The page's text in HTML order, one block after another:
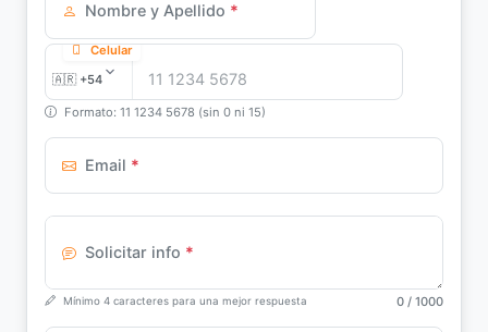
Nombre y Apellido *
Celular
Formato: 11 1234 5678 (sin 0 ni 15)
Email *
Solicitar info *
Mínimo 4 caracteres para una mejor respuesta 0 / 1000